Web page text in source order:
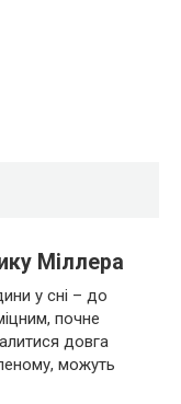
Міллера
у сні – до
почне
довга
можуть